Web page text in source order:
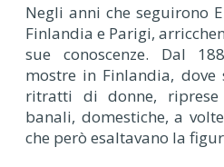
Negli anni che seguirono
Finlandia e Parigi,
sue conoscenze. Dal
mostre in Finlandia,
ritratti di donne,
banali, domestiche, a
che però esaltavano la